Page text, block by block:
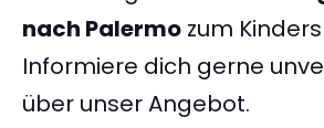
nach Palermo zum
Informiere dich gerne
über unser Angebot.